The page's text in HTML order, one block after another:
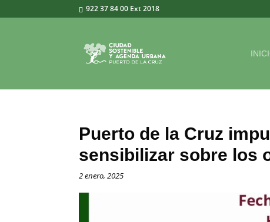
922 37 84 00 Ext 2018
Puerto de la Cruz
sensibilizar sobre los
2 enero, 2025